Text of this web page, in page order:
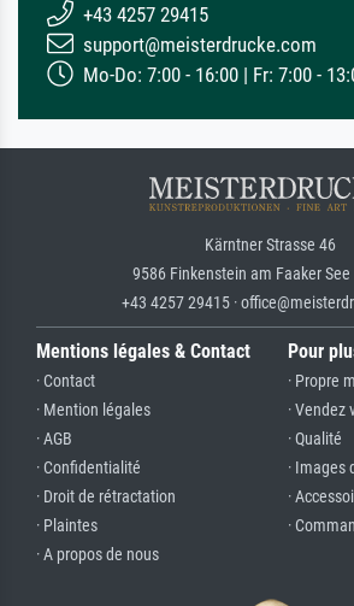
+43 4257 29415
support@meisterdrucke.com
Mo-Do: 7:00 - 16:00 | Fr: 7:00 -
Kärntner Strasse 46
9586 Finkenstein am Faaker See
+43 4257 29415 ·
Mentions légales & Contact
· Contact
· Mention légales
· AGB
· Confidentialité
· Droit de rétractation
· Plaintes
· A propos de nous
Pour
· Propre
· Vendez
· Qualité
· Images
·
·